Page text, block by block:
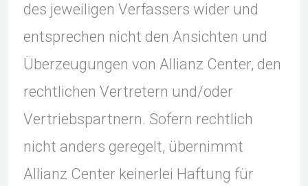
des jeweiligen Verfassers wider und
entsprechen nicht den Ansichten und
Überzeugungen von Allianz Center, den
rechtlichen Vertretern und/oder
Vertriebspartnern. Sofern rechtlich
nicht anders geregelt, übernimmt
Allianz Center keinerlei Haftung für